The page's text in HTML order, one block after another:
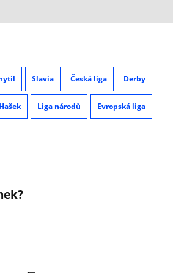
Slavia Česká liga Derby
Liga národů Evropská liga